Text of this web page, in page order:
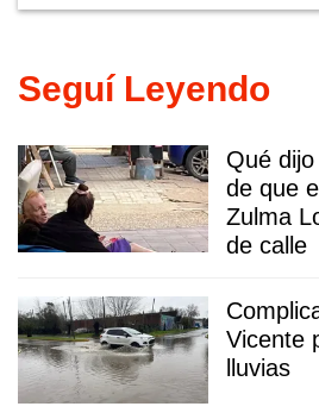
Seguí Leyendo
Qué
de que
Zulma
de calle
Vicente
lluvias